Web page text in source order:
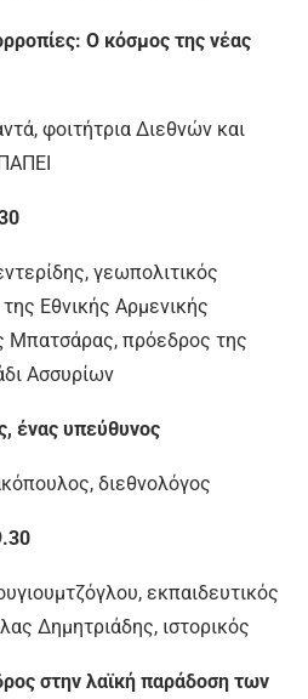
Ο κόσμος της νέας
φοιτήτρια Διεθνών και
γεωπολιτικός
Εθνικής Αρμενικής
Μπατσάρας, πρόεδρος της
Ασσυρίων
ένας υπεύθυνος
διεθνολόγος
εκπαιδευτικός
Δημητριάδης, ιστορικός
στην λαϊκή παράδοση των